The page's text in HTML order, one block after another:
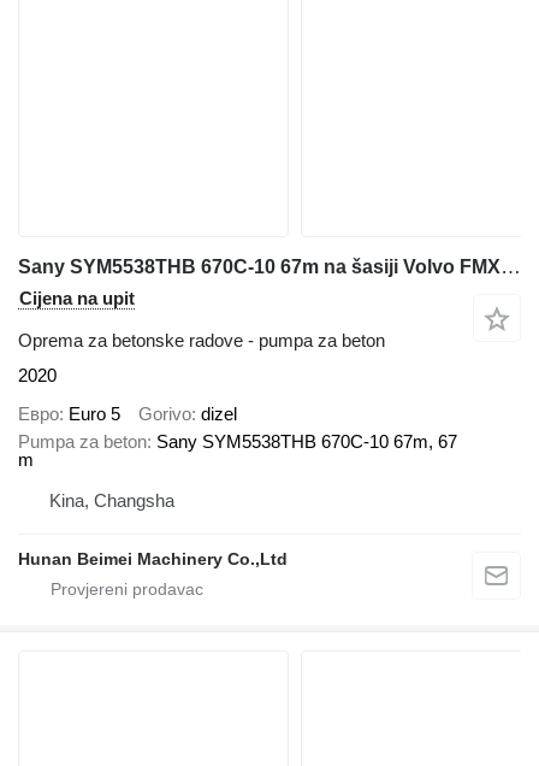
Sany SYM5538THB 670C-10 67m na šasiji Volvo FMX 540 0179
Cijena na upit
Oprema za betonske radove - pumpa za beton
2020
Евро Euro 5 Gorivo dizel
Pumpa za beton Sany SYM5538THB 670C-10 67m, 67
m
Kina, Changsha
Hunan Beimei Machinery Co.,Ltd